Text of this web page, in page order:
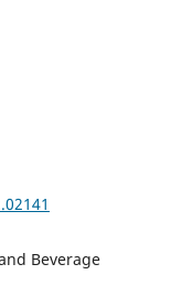
Beverage